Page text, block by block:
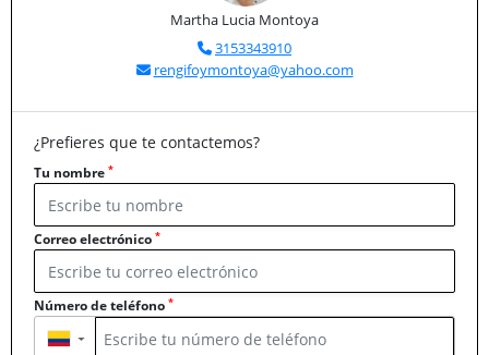
Martha Lucia Montoya
3153343910
rengifoymontoya@yahoo.com
¿Prefieres que te contactemos?
Tu nombre *
Correo electrónico *
Número de teléfono *
▼